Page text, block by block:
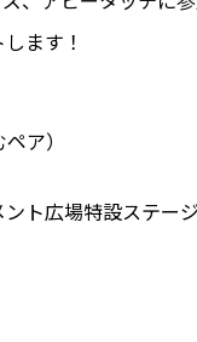
ます！
ア）
ト広場特設ステージ